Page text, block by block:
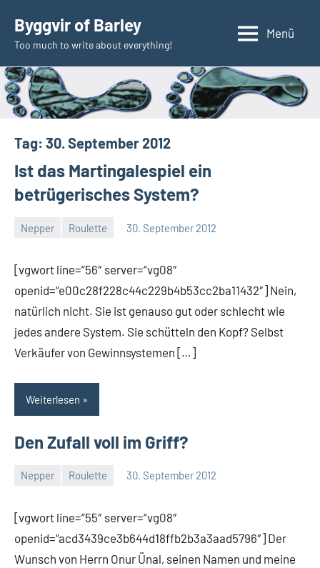
Inhalt
springen
Byggvir of Barley
Too much to write about everything!
Menü
Tag: 30. September 2012
Ist das Martingalespiel ein
betrügerisches System?
Nepper Roulette 30. September 2012
Thomas
[vgwort line=“56″ server=“vg08″
openid=“e00c28f228c44c229b4b53cc2ba11432″] Nein,
natürlich nicht. Sie ist genauso gut oder schlecht wie
jedes andere System. Sie schütteln den Kopf? Selbst
Verkäufer von Gewinnsystemen […]
Weiterlesen
Den Zufall voll im Griff?
Nepper Roulette 30. September 2012
Thomas
[vgwort line=“55″ server=“vg08″
openid=“acd3439ce3b644d18ffb2b3a3aad5796″] Der
Wunsch von Herrn Onur Ünal, seinen Namen und meine